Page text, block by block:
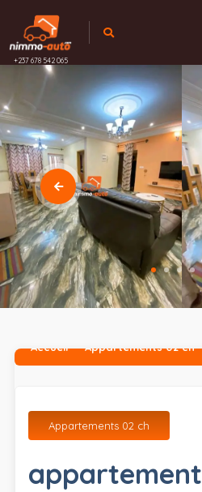
+237 678 542 065
Accueil Appartements 02 ch
Appartements 02 ch
appartement